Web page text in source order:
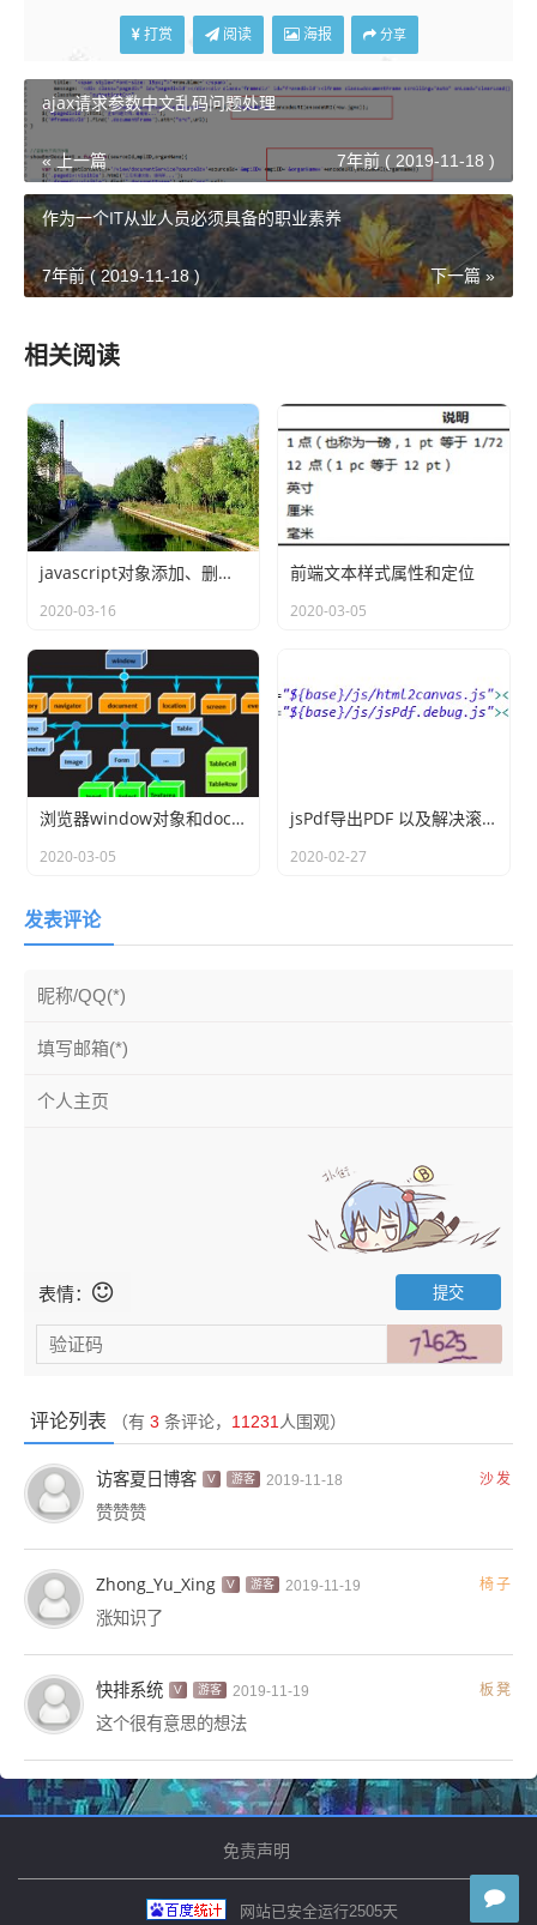
北京时间，China Standard Time，UT+8:00
古巴标准时间，Cuba Standard Time，UT-4:00
打赏 阅读 海报 分享
ajax请求参数中文乱码问题处理
« 上一篇 7年前 ( 2019-11-18 )
作为一个IT从业人员必须具备的职业素养
下一篇 »
7年前 ( 2019-11-18 )
相关阅读
javascript对象添加、删除、修改对象的属性的几种方法
2020-03-16
前端文本样式属性和定位
2020-03-05
浏览器window对象和document对象
2020-03-05
jsPdf导出PDF 以及解决滚动条内容被截断问题
2020-02-27
发表评论
表情：
评论列表 （有 3 条评论， 11231 人围观）
访客夏日博客 V 游客 2019-11-18 沙发
赞赞赞
Zhong_Yu_Xing V 游客 2019-11-19 椅子
涨知识了
快排系统 V 游客 2019-11-19 板凳
这个很有意思的想法
免责声明
网站已安全运行2505天